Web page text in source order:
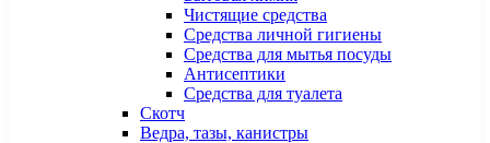
Чистящие средства
Средства личной гигиены
Средства для мытья посуды
Антисептики
Средства для туалета
Скотч
Ведра, тазы, канистры